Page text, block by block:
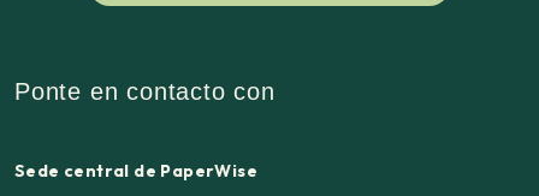
Ponte en contacto con
Sede central de PaperWise